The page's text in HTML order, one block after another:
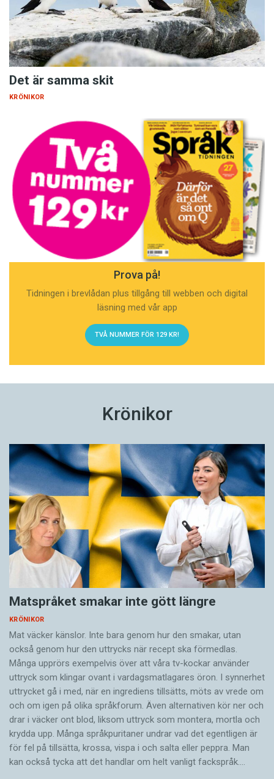
Det är samma skit
KRÖNIKOR
Prova på!
Tidningen i brevlådan plus tillgång till webben och digital
läsning med vår app
TVÅ NUMMER FÖR 129 KR!
Krönikor
Matspråket smakar inte gött längre
KRÖNIKOR
Mat väcker känslor. Inte bara genom hur den smakar, utan
också genom hur den uttrycks när recept ska förmedlas.
Många upprörs exempelvis över att våra tv-kockar använder
uttryck som klingar ovant i vardagsmatlagares öron. I synnerhet
uttrycket gå i med, när en ingrediens tillsätts, möts av vrede om
och om igen på olika språkforum. Även alternativen kör ner och
drar i väcker ont blod, liksom uttryck som montera, mortla och
krydda upp. Många språkpuritaner undrar vad det egentligen är
för fel på tillsätta, krossa, vispa i och salta eller peppra. Man
kan också tycka att det handlar om helt vanligt fackspråk.…